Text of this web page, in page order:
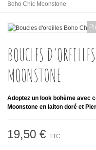
Boho Chic Moonstone
BOUCLES
MOONSTONE
Adoptez un look bohème avec
Moonstone en laiton doré et
19,50 € TTC